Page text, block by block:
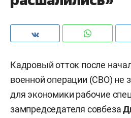
Кадровый отток после
военной операции (СВО) не
для экономики рабочие
зампредседателя совбеза